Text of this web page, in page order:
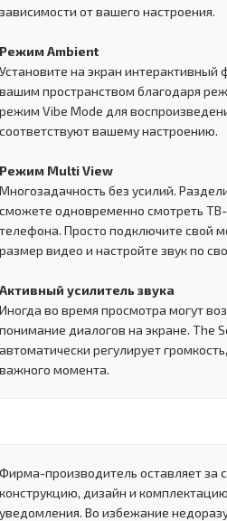
зависимости от вашего настроения.
Режим Ambient
Установите на экран интерактивный
вашим пространством благодаря
режим Vibe Mode для
соответствуют вашему настроению.
Режим Multi View
Многозадачность без усилий.
сможете одновременно смотреть
телефона. Просто подключите свой
размер видео и настройте звук по
Активный усилитель звука
Иногда во время просмотра могут
понимание диалогов на экране. The
автоматически регулирует
важного момента.
Фирма-производитель оставляет за
конструкцию, дизайн и
уведомления. Во избежание